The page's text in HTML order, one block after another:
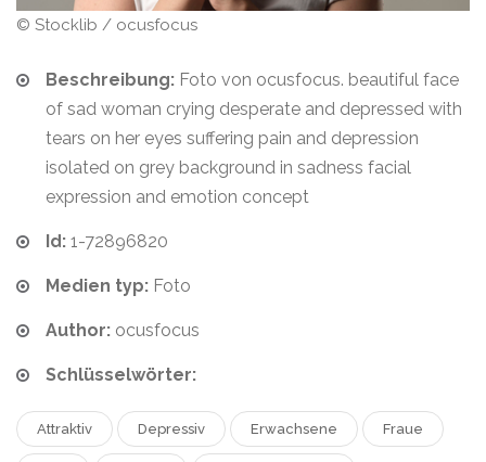
© Stocklib / ocusfocus
Beschreibung: Foto von ocusfocus. beautiful face
of sad woman crying desperate and depressed with
tears on her eyes suffering pain and depression
isolated on grey background in sadness facial
expression and emotion concept
Id: 1-72896820
Medien typ: Foto
Author: ocusfocus
Schlüsselwörter:
Attraktiv Depressiv Erwachsene Fraue